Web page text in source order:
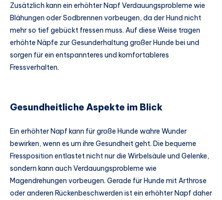
Zusätzlich kann ein erhöhter Napf Verdauungsprobleme wie
Blähungen oder Sodbrennen vorbeugen, da der Hund nicht
mehr so tief gebückt fressen muss. Auf diese Weise tragen
erhöhte Näpfe zur Gesunderhaltung großer Hunde bei und
sorgen für ein entspannteres und komfortableres
Fressverhalten.
Gesundheitliche Aspekte im Blick
Ein erhöhter Napf kann für große Hunde wahre Wunder
bewirken, wenn es um ihre Gesundheit geht. Die bequeme
Fressposition entlastet nicht nur die Wirbelsäule und Gelenke,
sondern kann auch Verdauungsprobleme wie
Magendrehungen vorbeugen. Gerade für Hunde mit Arthrose
oder anderen Rückenbeschwerden ist ein erhöhter Napf daher